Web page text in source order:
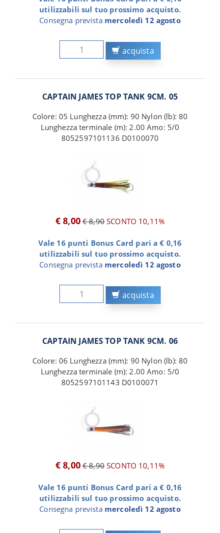
utilizzabili sul tuo prossimo acquisto.
Consegna prevista mercoledì 12 agosto
acquista
CAPTAIN JAMES TOP TANK 9CM. 05
Colore: 05 Lunghezza (mm): 90 Nylon (lb): 80
Lunghezza terminale (m): 2.00 Amo: 5/0
8052597101136 D0100070
€ 8,00 € 8,90SCONTO 10,11%
Vale 16 punti Bonus Card pari a € 0,16
utilizzabili sul tuo prossimo acquisto.
Consegna prevista mercoledì 12 agosto
acquista
CAPTAIN JAMES TOP TANK 9CM. 06
Colore: 06 Lunghezza (mm): 90 Nylon (lb): 80
Lunghezza terminale (m): 2.00 Amo: 5/0
8052597101143 D0100071
€ 8,00 € 8,90SCONTO 10,11%
Vale 16 punti Bonus Card pari a € 0,16
utilizzabili sul tuo prossimo acquisto.
Consegna prevista mercoledì 12 agosto